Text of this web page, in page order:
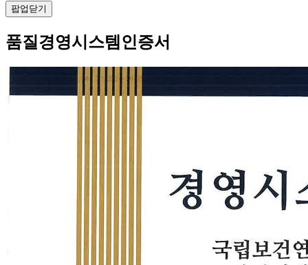
팝업닫기
품질경영시스템인증서